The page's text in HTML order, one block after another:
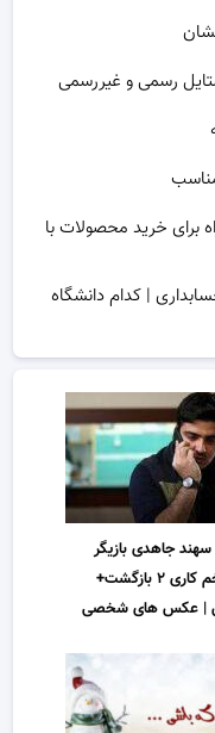
رسمی و غیررسمی
برای خرید محصولات با
| کدام دانشگاه
سهند جاهدی بازیگر
سریال زخم کاری ۲ بازگشت+
| عکس های شخصی